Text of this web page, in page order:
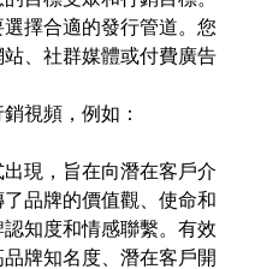
擇合適的發行管道。您
、社群媒體或付費廣告
視頻，例如：
現，旨在向潛在客戶介
品牌的價值觀、使命和
知度和情感聯繫。有效
牌知名度、潛在客戶開